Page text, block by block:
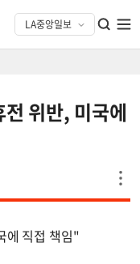
위반, 미국에
에 직접 책임"